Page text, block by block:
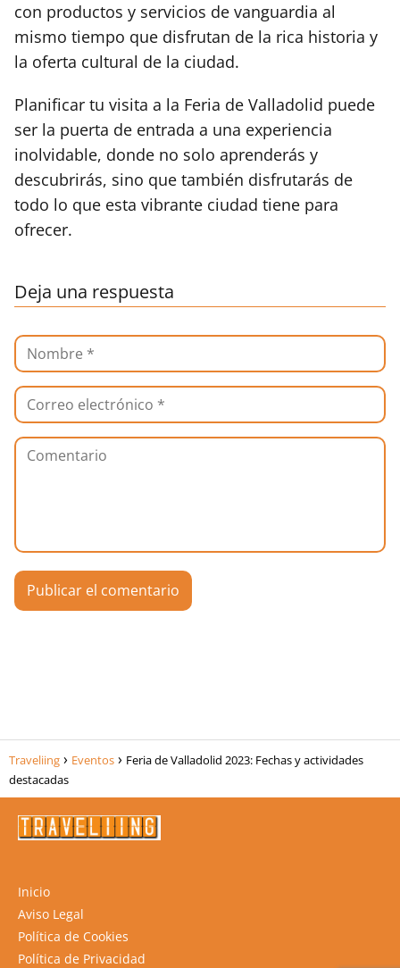
con productos y servicios de vanguardia al
mismo tiempo que disfrutan de la rica historia y
la oferta cultural de la ciudad.
Planificar tu visita a la Feria de Valladolid puede
ser la puerta de entrada a una experiencia
inolvidable, donde no solo aprenderás y
descubrirás, sino que también disfrutarás de
todo lo que esta vibrante ciudad tiene para
ofrecer.
Deja una respuesta
Traveliing Eventos
Feria de Valladolid 2023: Fechas y actividades
destacadas
Inicio
Aviso Legal
Política de Cookies
Política de Privacidad